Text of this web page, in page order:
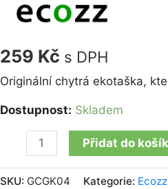
259 Kč s DPH
Originální chytrá ekotaška,
Dostupnost: Skladem
Bloch
Bauer"
Klimt
množství
Přidat do
SKU: GCGK04 Kategorie: Ecozz